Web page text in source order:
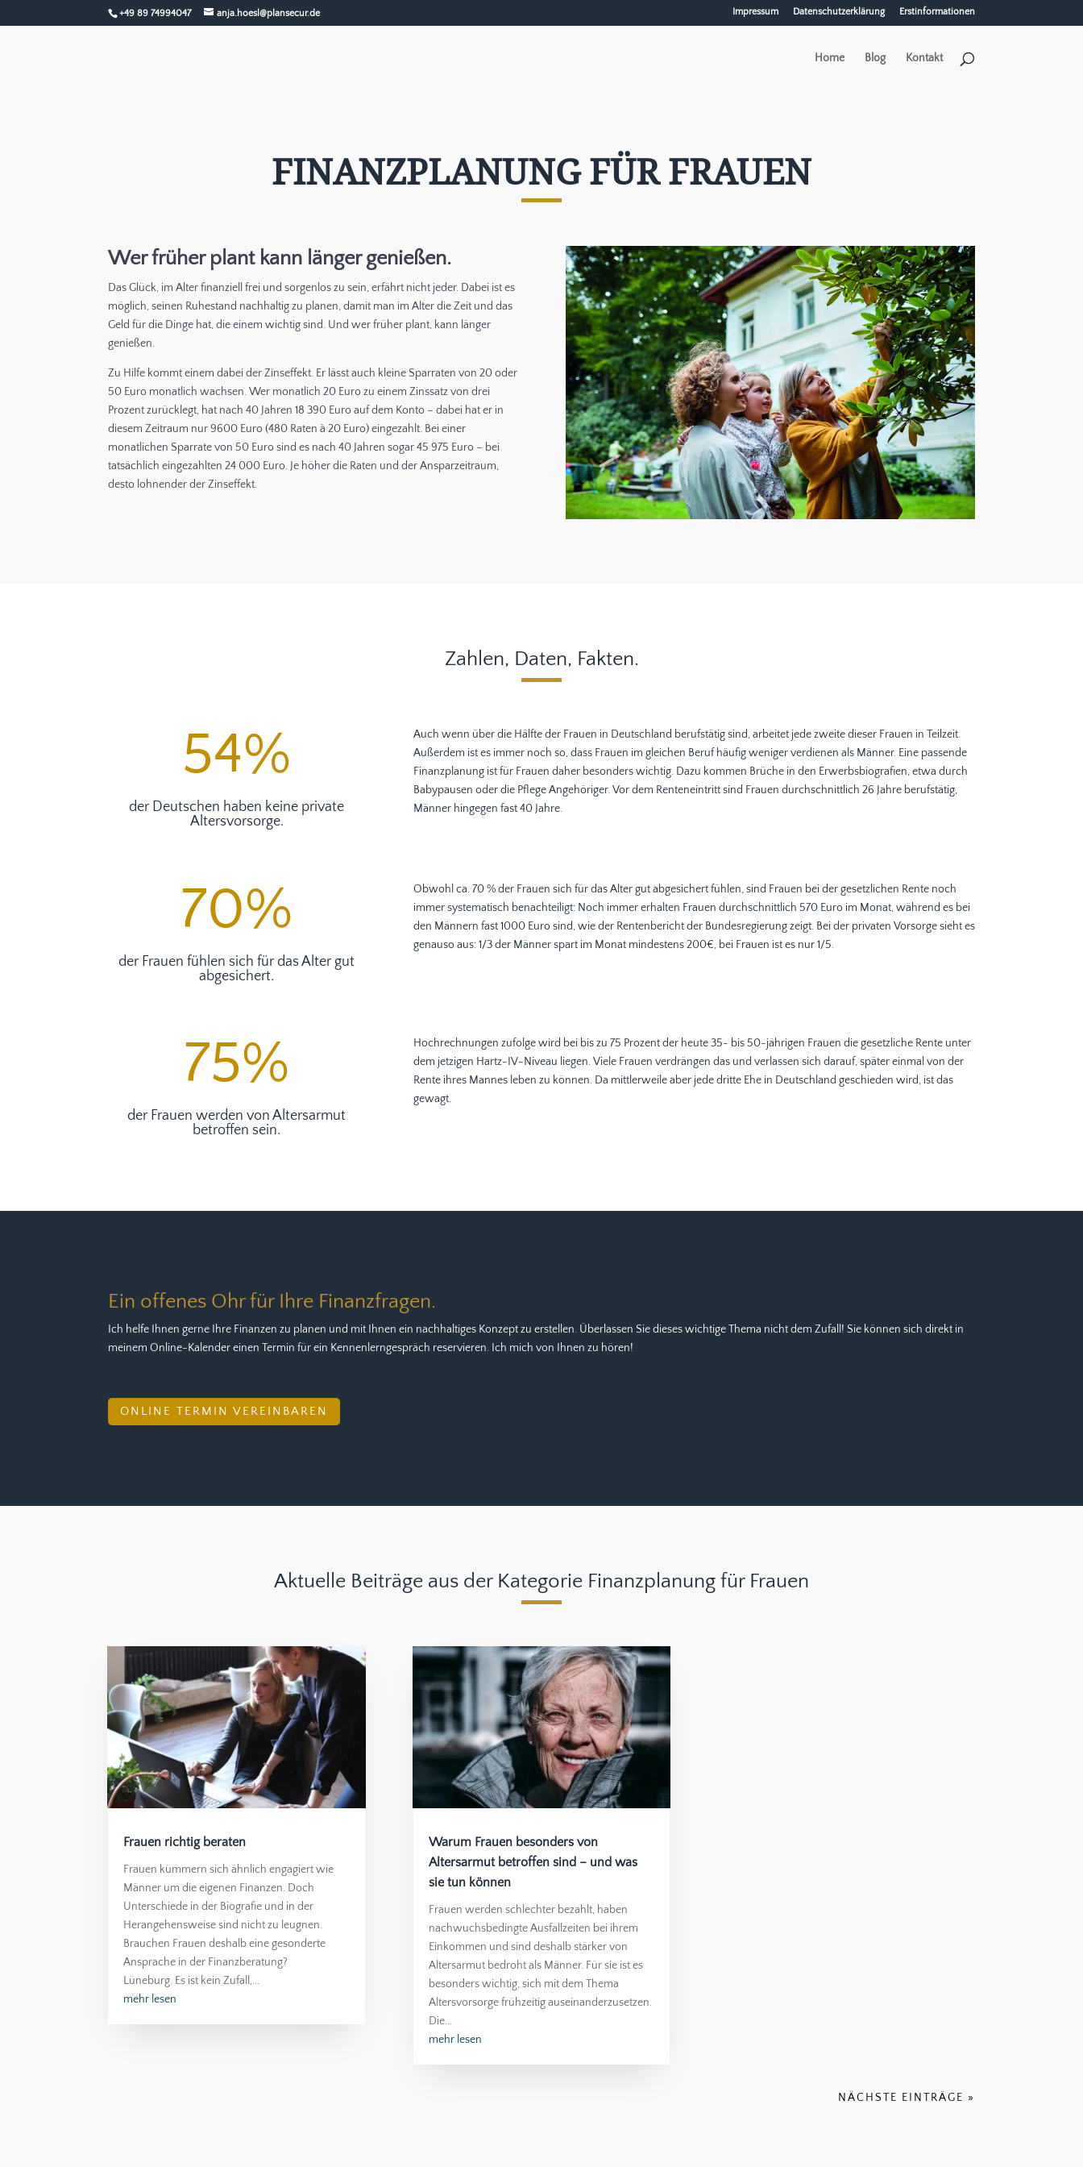
+49 89 74994047 anja.hoesl@plansecur.de Impressum Datenschutzerklärung Erstinformationen
Home Blog Kontakt
FINANZPLANUNG FÜR FRAUEN
Wer früher plant kann länger genießen.
Das Glück, im Alter finanziell frei und sorgenlos zu sein, erfährt nicht jeder. Dabei ist es
möglich, seinen Ruhestand nachhaltig zu planen, damit man im Alter die Zeit und das
Geld für die Dinge hat, die einem wichtig sind. Und wer früher plant, kann länger
genießen.
Zu Hilfe kommt einem dabei der Zinseffekt. Er lässt auch kleine Sparraten von 20 oder
50 Euro monatlich wachsen. Wer monatlich 20 Euro zu einem Zinssatz von drei
Prozent zurücklegt, hat nach 40 Jahren 18 390 Euro auf dem Konto – dabei hat er in
diesem Zeitraum nur 9600 Euro (480 Raten à 20 Euro) eingezahlt. Bei einer
monatlichen Sparrate von 50 Euro sind es nach 40 Jahren sogar 45 975 Euro – bei
tatsächlich eingezahlten 24 000 Euro. Je höher die Raten und der Ansparzeitraum,
desto lohnender der Zinseffekt.
Zahlen, Daten, Fakten.
54%
der Deutschen haben keine private
Altersvorsorge.
Auch wenn über die Hälfte der Frauen in Deutschland berufstätig sind, arbeitet jede zweite dieser Frauen in Teilzeit.
Außerdem ist es immer noch so, dass Frauen im gleichen Beruf häufig weniger verdienen als Männer. Eine passende
Finanzplanung ist für Frauen daher besonders wichtig. Dazu kommen Brüche in den Erwerbsbiografien, etwa durch
Babypausen oder die Pflege Angehöriger. Vor dem Renteneintritt sind Frauen durchschnittlich 26 Jahre berufstätig,
Männer hingegen fast 40 Jahre.
70%
der Frauen fühlen sich für das Alter gut
abgesichert.
Obwohl ca. 70 % der Frauen sich für das Alter gut abgesichert fühlen, sind Frauen bei der gesetzlichen Rente noch
immer systematisch benachteiligt: Noch immer erhalten Frauen durchschnittlich 570 Euro im Monat, während es bei
den Männern fast 1000 Euro sind, wie der Rentenbericht der Bundesregierung zeigt. Bei der privaten Vorsorge sieht es
genauso aus: 1/3 der Männer spart im Monat mindestens 200€, bei Frauen ist es nur 1/5.
75%
der Frauen werden von Altersarmut
betroffen sein.
Hochrechnungen zufolge wird bei bis zu 75 Prozent der heute 35- bis 50-jährigen Frauen die gesetzliche Rente unter
dem jetzigen Hartz-IV-Niveau liegen. Viele Frauen verdrängen das und verlassen sich darauf, später einmal von der
Rente ihres Mannes leben zu können. Da mittlerweile aber jede dritte Ehe in Deutschland geschieden wird, ist das
gewagt.
Ein offenes Ohr für Ihre Finanzfragen.
Ich helfe Ihnen gerne Ihre Finanzen zu planen und mit Ihnen ein nachhaltiges Konzept zu erstellen. Überlassen Sie dieses wichtige Thema nicht dem Zufall! Sie können sich direkt in
meinem Online-Kalender einen Termin für ein Kennenlerngespräch reservieren. Ich mich von Ihnen zu hören!
ONLINE TERMIN VEREINBAREN
Aktuelle Beiträge aus der Kategorie Finanzplanung für Frauen
Frauen richtig beraten
Frauen kümmern sich ähnlich engagiert wie
Männer um die eigenen Finanzen. Doch
Unterschiede in der Biografie und in der
Herangehensweise sind nicht zu leugnen.
Brauchen Frauen deshalb eine gesonderte
Ansprache in der Finanzberatung?
Lüneburg. Es ist kein Zufall,...
mehr lesen
Warum Frauen besonders von
Altersarmut betroffen sind – und was
sie tun können
Frauen werden schlechter bezahlt, haben
nachwuchsbedingte Ausfallzeiten bei ihrem
Einkommen und sind deshalb stärker von
Altersarmut bedroht als Männer. Für sie ist es
besonders wichtig, sich mit dem Thema
Altersvorsorge frühzeitig auseinanderzusetzen.
Die...
mehr lesen
NÄCHSTE EINTRÄGE »